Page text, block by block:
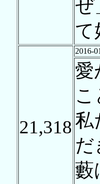
ぜ
て
21,318
2016-
愛
私
だ
藪